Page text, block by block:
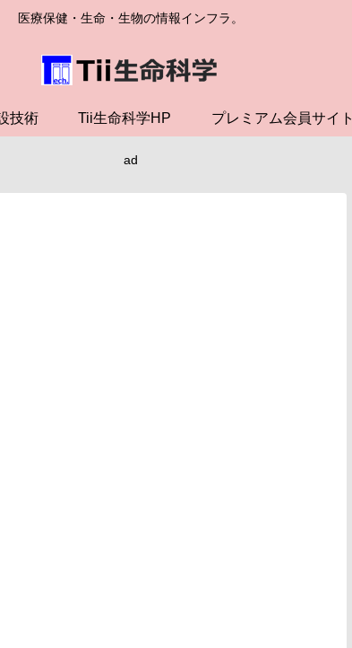
医療保健・生命・生物の情報インフラ。
技術 Tii生命科学HP プレミアム会員サイト
ad